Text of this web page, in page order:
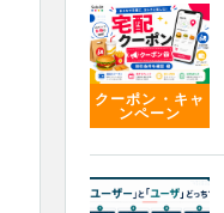
クーポン・キャ
ンペーン